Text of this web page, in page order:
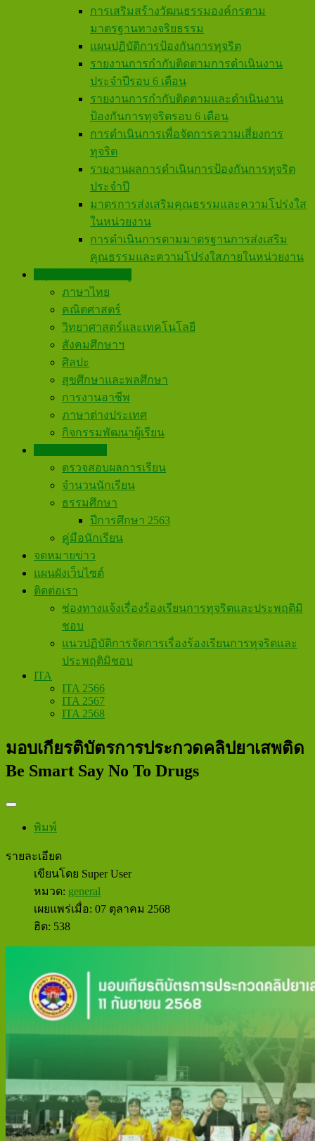
การเสริมสร้างวัฒนธรรมองค์กรตาม
มาตรฐานทางจริยธรรม
แผนปฏิบัติการป้องกันการทุจริต
รายงานการกำกับติดตามการดำเนินงาน
ประจำปีรอบ 6 เดือน
รายงานการกำกับติดตามและดำเนินงาน
ป้องกันการทุจริตรอบ 6 เดือน
การดำเนินการเพื่อจัดการความเสี่ยงการ
ทุจริต
รายงานผลการดำเนินการป้องกันการทุจริต
ประจำปี
มาตรการส่งเสริมคุณธรรมและความโปร่งใส
ในหน่วยงาน
การดำเนินการตามมาตรฐานการส่งเสริม
คุณธรรมและความโปร่งใสภายในหน่วยงาน
ภาษาไทย
คณิตศาสตร์
วิทยาศาสตร์และเทคโนโลยี
สังคมศึกษาฯ
ศิลปะ
สุขศึกษาและพลศึกษา
การงานอาชีพ
ภาษาต่างประเทศ
กิจกรรมพัฒนาผู้เรียน
ตรวจสอบผลการเรียน
จำนวนนักเรียน
ธรรมศึกษา
ปีการศึกษา 2563
คู่มือนักเรียน
จดหมายข่าว
แผนผังเว็บไซต์
ติดต่อเรา
ช่องทางแจ้งเรื่องร้องเรียนการทุจริตและประพฤติมิ
ชอบ
แนวปฏิบัติการจัดการเรื่องร้องเรียนการทุจริตและ
ประพฤติมิชอบ
ITA
ITA 2566
ITA 2567
ITA 2568
มอบเกียรติบัตรการประกวดคลิปยาเสพติด
Be Smart Say No To Drugs
พิมพ์
รายละเอียด
เขียนโดย Super User
หมวด: general
เผยแพร่เมื่อ: 07 ตุลาคม 2568
ฮิต: 538